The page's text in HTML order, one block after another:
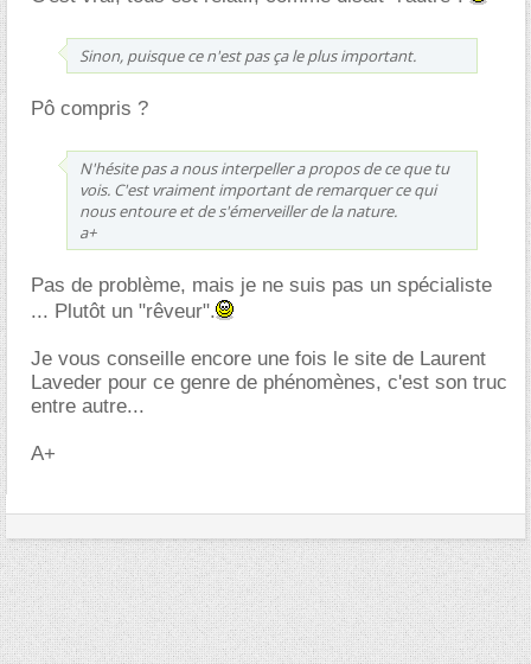
Sinon, puisque ce n'est pas ça le plus important.
Pô compris ?
N'hésite pas a nous interpeller a propos de ce que tu
vois. C'est vraiment important de remarquer ce qui
nous entoure et de s'émerveiller de la nature.
a+
Pas de problème, mais je ne suis pas un spécialiste
... Plutôt un "rêveur".
Je vous conseille encore une fois le site de Laurent
Laveder pour ce genre de phénomènes, c'est son truc
entre autre...
A+